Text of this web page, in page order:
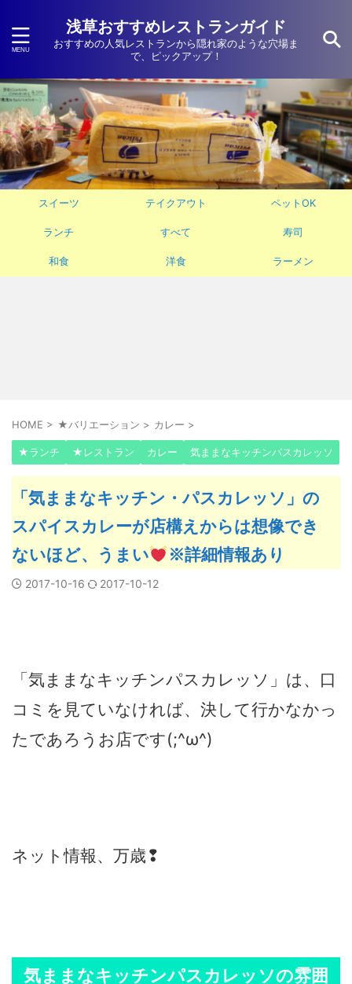
浅草おすすめレストランガイド
おすすめの人気レストランから隠れ家のような穴場ま
で、ピックアップ！
スイーツ テイクアウト ペットOK
ランチ すべて 寿司
和食 洋食 ラーメン
HOME > ★バリエーション > カレー >
★ランチ ★レストラン カレー 気ままなキッチンパスカレッソ
「気ままなキッチン・パスカレッソ」の
スパイスカレーが店構えからは想像でき
ないほど、うまい
※詳細情報あり
2017-10-16 2017-10-12
「気ままなキッチンパスカレッソ」は、口
コミを見ていなければ、決して行かなかっ
たであろうお店です(;^ω^)
ネット情報、万歳❢
気ままなキッチンパスカレッソの雰囲